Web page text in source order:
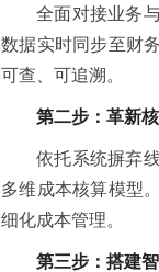
全面对接业务
数据实时同步至财
可查、可追溯。
第二步：革新
依托系统摒弃
多维成本核算模型
细化成本管理。
第三步：搭建